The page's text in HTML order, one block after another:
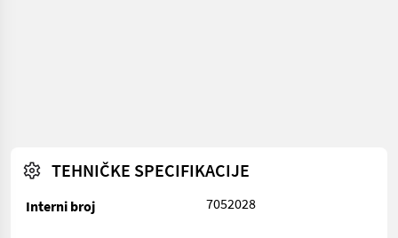
TEHNIČKE SPECIFIKACIJE
Interni broj 7052028